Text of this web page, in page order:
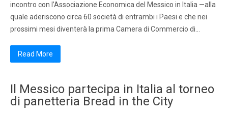
incontro con l’Associazione Economica del Messico in Italia —alla
quale aderiscono circa 60 società di entrambi i Paesi e che nei
prossimi mesi diventerà la prima Camera di Commercio di…
Read More
Il Messico partecipa in Italia al torneo
di panetteria Bread in the City